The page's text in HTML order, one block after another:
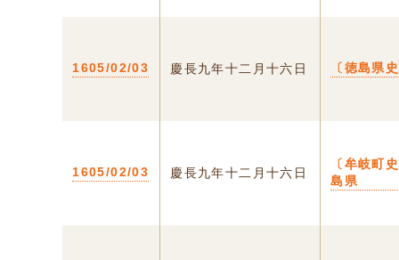
1605/02/03 慶長九年十二月十六日 〔徳島県
1605/02/03 慶長九年十二月十六日
〔牟岐町
島県